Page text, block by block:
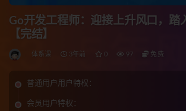
Go开发工程师：迎接上升风口，踏
【完结】
体系课 3年前 0 97 免费
普通用户用户特权：
会员用户特权：